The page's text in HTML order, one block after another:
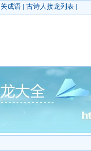
成语 古诗人接龙列表